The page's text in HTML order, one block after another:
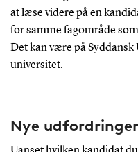
at læse videre på en
for samme fagområde
Det kan være på
universitet.
Nye udfordringer